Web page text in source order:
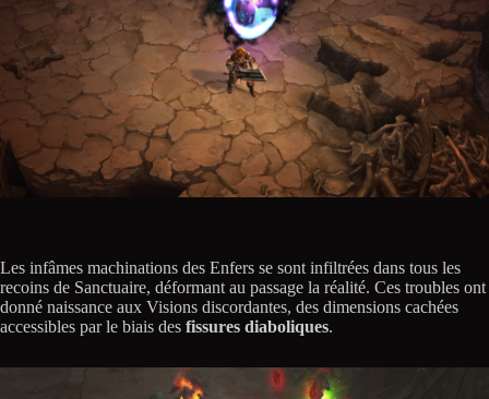
Les infâmes machinations des Enfers se sont infiltrées dans tous les
recoins de Sanctuaire, déformant au passage la réalité. Ces troubles ont
donné naissance aux Visions discordantes, des dimensions cachées
accessibles par le biais des fissures diaboliques.